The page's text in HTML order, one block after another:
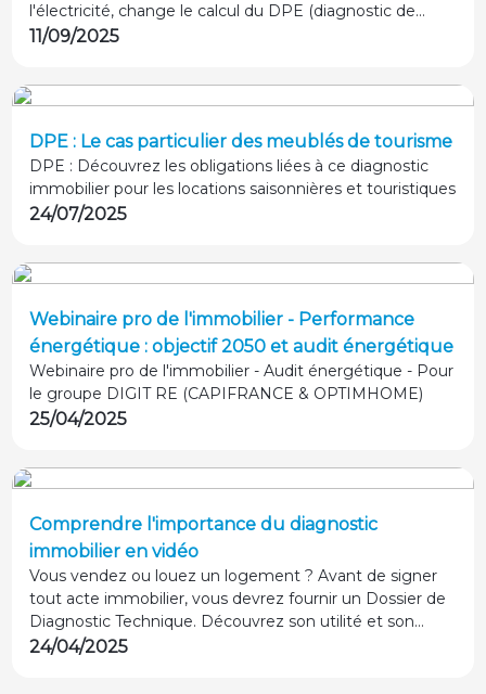
l'électricité, change le calcul du DPE (diagnostic de
performance énergétique). Testez gratuitement votre
11/09/2025
DPE : Le cas particulier des meublés de tourisme
DPE : Découvrez les obligations liées à ce diagnostic
immobilier pour les locations saisonnières et touristiques
24/07/2025
Webinaire pro de l'immobilier - Performance
énergétique : objectif 2050 et audit énergétique
Webinaire pro de l'immobilier - Audit énergétique - Pour
le groupe DIGIT RE (CAPIFRANCE & OPTIMHOME)
25/04/2025
Comprendre l'importance du diagnostic
immobilier en vidéo
Vous vendez ou louez un logement ? Avant de signer
tout acte immobilier, vous devrez fournir un Dossier de
Diagnostic Technique. Découvrez son utilité et son
importance, en vidéo avec Stéphane Thébaut et Karen,
24/04/2025